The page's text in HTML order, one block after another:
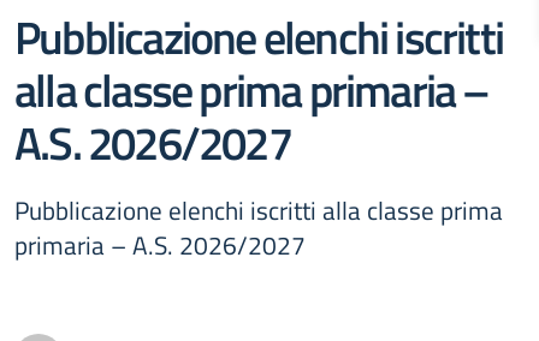
Pubblicazione elenchi iscritti
alla classe prima primaria –
A.S. 2026/2027
Pubblicazione elenchi iscritti alla classe prima
primaria – A.S. 2026/2027